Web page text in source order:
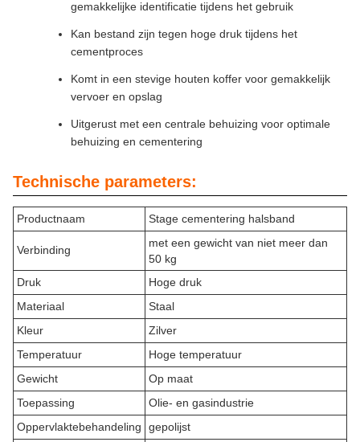
gemakkelijke identificatie tijdens het gebruik
Kan bestand zijn tegen hoge druk tijdens het
cementproces
Komt in een stevige houten koffer voor gemakkelijk
vervoer en opslag
Uitgerust met een centrale behuizing voor optimale
behuizing en cementering
Technische parameters:
Productnaam Stage cementering halsband
Verbinding
met een gewicht van niet meer dan
50 kg
Druk
Hoge druk
Materiaal
Staal
Kleur
Zilver
Temperatuur
Hoge temperatuur
Gewicht
Op maat
Toepassing
Olie- en gasindustrie
Oppervlaktebehandeling
gepolijst